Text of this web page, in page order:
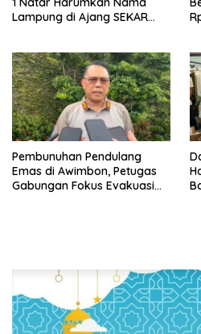
Lampung di Ajang SEKAR
Pembunuhan Pendulang
Emas di Awimbon, Petugas
Gabungan Fokus Evakuasi